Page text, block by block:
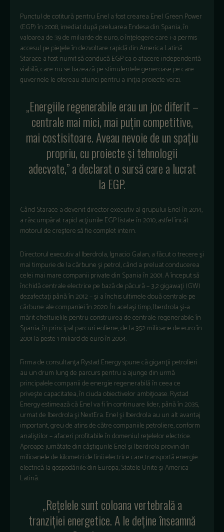
Punctul de cotitură pentru Enel a fost crearea Enel Green Power
(EGP) în 2008, imediat după preluarea Endesa din Spania, în
valoarea de 39 de miliarde de euro, o înţelegere care i-a permis
accesul pe pieţele în dezvoltare rapidă din America Latină.
Starace a fost numit să conducă EGP ca o afacere independentă
viabilă, care nu se bazează pe stimulentele generoase pe care
guvernele le ofereau atunci pentru a iniţia proiecte verzi.
„Energiile regenerabile erau un joc diferit –
centrale mai mici, mai puţin competitive,
mai costisitoare. Aveau nevoie de un spaţiu
propriu, cu proiecte şi tehnologii
adecvate,” a declarat o sursă care a lucrat
la EGP.
Când Starace a devenit director executiv al grupului Enel în 2014,
a răscumpărat rapid acţiunile EGP listate în 2010, astfel încât
motorul de creştere să fie complet intern.
Directorul executiv al Iberdrola, Ignacio Galan, a făcut o trecere şi
mai timpurie de la cărbune şi petrol, când a preluat conducerea
celei mai mare companii private din Spania în 2001. A început să
închidă centrale electrice pe bază de păcură – 3,2 gigawaţi (GW)
dezafectaţi până în 2012 – şi a închis ultimele două centrale pe
cărbune ale companiei în 2020. În acelaşi timp, Iberdrola şi-a
mărit cheltuielile pentru construirea de centrale regenerabile în
Spania, în principal parcuri eoliene, de la 352 milioane de euro în
2001 la peste 1 miliard de euro în 2004.
Firma de consultanţa Rystad Energy spune că giganţii petrolieri
au un drum lung de parcurs pentru a ajunge din urmă
principalele companii de energie regenerabilă în ceea ce
priveşte capacitatea, în ciuda obiectivelor ambiţioase. Rystad
Energy estimează că Enel va fi în continuare lider, până în 2035,
urmat de Iberdrola şi NextEra. Enel şi Iberdrola au un alt avantaj
important, greu de atins de către companiile petroliere, conform
analiştilor – afaceri profitabile în domeniul reţelelor electrice.
Aproape jumătate din câştigurile Enel şi Iberdrola provin din
milioanele de kilometri de linii electrice care transportă energie
electrică la gospodăriile din Europa, Statele Unite şi America
Latină.
„Reţelele sunt coloana vertebrală a
tranziţiei energetice. A le deţine înseamnă